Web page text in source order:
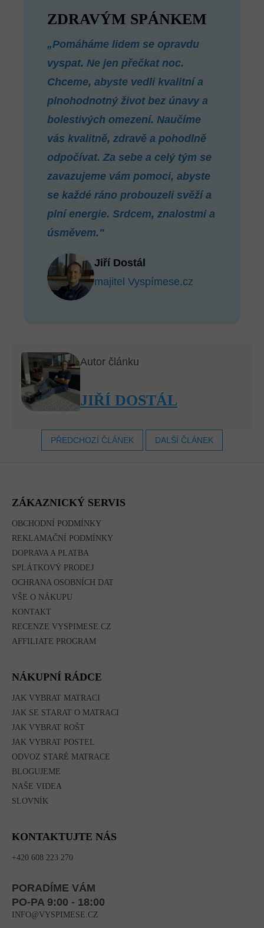
ZDRAVÝM SPÁNKEM
„Pomáháme lidem se opravdu
vyspat. Ne jen přečkat noc.
Chceme, abyste vedli kvalitní a
plnohodnotný život bez únavy a
bolestivých omezení. Naučíme
vás kvalitně, zdravě a pohodlně
odpočívat. Za sebe a celý tým se
zavazujeme vám pomoci, abyste
se každé ráno probouzeli svěží a
plní energie. Srdcem, znalostmi a
úsměvem."
Jiří Dostál
majitel Vyspímese.cz
Autor článku
JIŘÍ DOSTÁL
PŘEDCHOZÍ ČLÁNEK DALŠÍ ČLÁNEK
ZÁKAZNICKÝ SERVIS
OBCHODNÍ PODMÍNKY
REKLAMAČNÍ PODMÍNKY
DOPRAVA A PLATBA
SPLÁTKOVÝ PRODEJ
OCHRANA OSOBNÍCH DAT
VŠE O NÁKUPU
KONTAKT
RECENZE VYSPIMESE.CZ
AFFILIATE PROGRAM
NÁKUPNÍ RÁDCE
JAK VYBRAT MATRACI
JAK SE STARAT O MATRACI
JAK VYBRAT ROŠT
JAK VYBRAT POSTEL
ODVOZ STARÉ MATRACE
BLOGUJEME
NAŠE VIDEA
SLOVNÍK
KONTAKTUJTE NÁS
+420 608 223 270
PORADÍME VÁM
PO-PA 9:00 - 18:00
INFO@VYSPIMESE.CZ